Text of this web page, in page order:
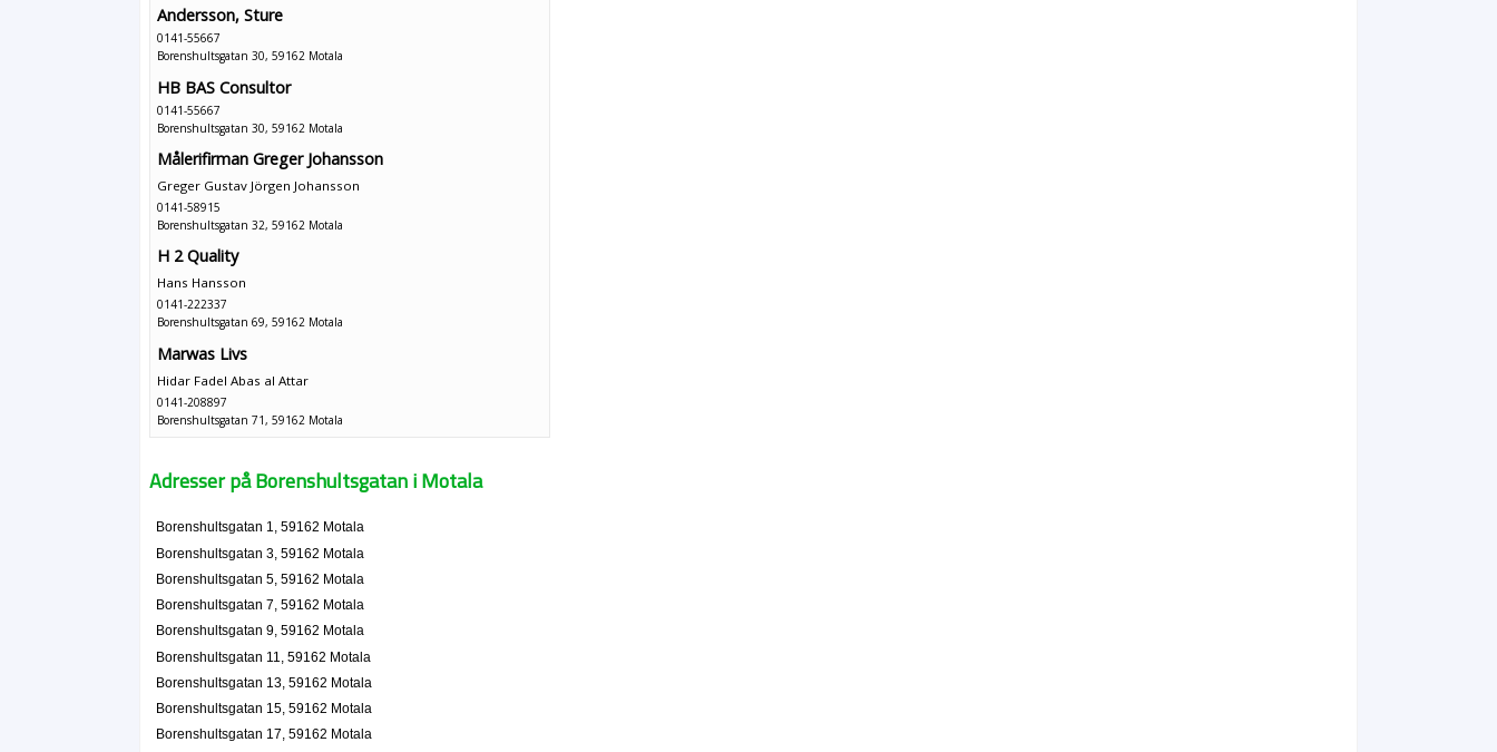
Andersson, Sture
0141-55667
Borenshultsgatan 30, 59162 Motala
HB BAS Consultor
0141-55667
Borenshultsgatan 30, 59162 Motala
Målerifirman Greger Johansson
Greger Gustav Jörgen Johansson
0141-58915
Borenshultsgatan 32, 59162 Motala
H 2 Quality
Hans Hansson
0141-222337
Borenshultsgatan 69, 59162 Motala
Marwas Livs
Hidar Fadel Abas al Attar
0141-208897
Borenshultsgatan 71, 59162 Motala
Adresser på Borenshultsgatan i Motala
Borenshultsgatan 1, 59162 Motala
Borenshultsgatan 3, 59162 Motala
Borenshultsgatan 5, 59162 Motala
Borenshultsgatan 7, 59162 Motala
Borenshultsgatan 9, 59162 Motala
Borenshultsgatan 11, 59162 Motala
Borenshultsgatan 13, 59162 Motala
Borenshultsgatan 15, 59162 Motala
Borenshultsgatan 17, 59162 Motala